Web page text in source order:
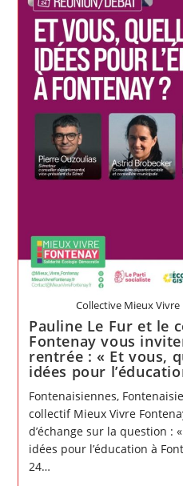
Collective Mieux
Pauline Le Fur et le
Fontenay vous
rentrée : « Et vous,
idées pour
Fontenaisiennes,
collectif Mieux Vivre
d’échange sur la question :
idées pour l’éducation à
24…